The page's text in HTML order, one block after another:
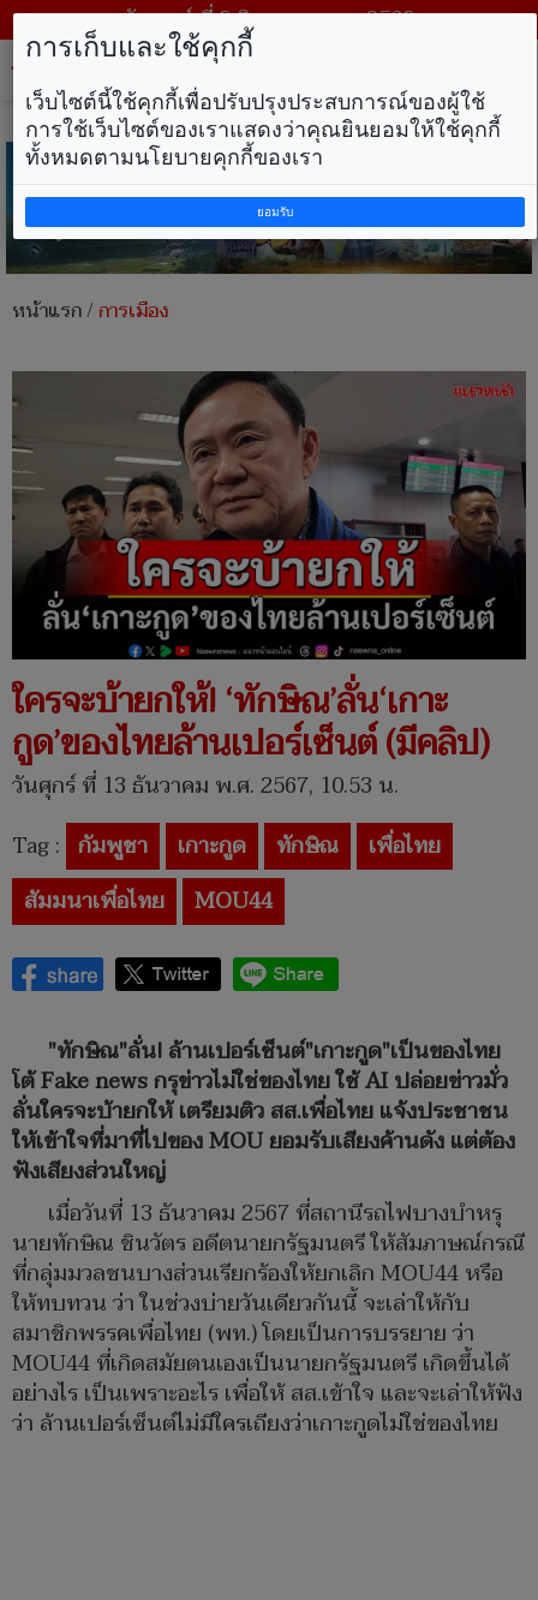
วันเสาร์ ที่ 8 สิงหาคม พ.ศ. 2569
หน้าแรก/การเมือง
ใครจะบ้ายกให้! ‘ทักษิณ’ลั่น‘เกาะ
กูด’ของไทยล้านเปอร์เซ็นต์ (มีคลิป)
วันศุกร์ ที่ 13 ธันวาคม พ.ศ. 2567, 10.53 น.
Tag : กัมพูชา เกาะกูด ทักษิณ
เพื่อไทย
สัมมนาเพื่อไทย
MOU44
"ทักษิณ"ลั่น! ล้านเปอร์เซ็นต์"เกาะกูด"เป็นของไทย
โต้ Fake news กรุข่าวไม่ใช่ของไทย ใช้ AI ปล่อยข่าวมั่ว
ลั่นใครจะบ้ายกให้ เตรียมติว สส.เพื่อไทย แจ้งประชาชน
ให้เข้าใจที่มาที่ไปของ MOU ยอมรับเสียงค้านดัง แต่ต้อง
ฟังเสียงส่วนใหญ่
เมื่อวันที่ 13 ธันวาคม 2567 ที่สถานีรถไฟบางบำหรุ
นายทักษิณ ชินวัตร อดีตนายกรัฐมนตรี ให้สัมภาษณ์กรณี
ที่กลุ่มมวลชนบางส่วนเรียกร้องให้ยกเลิก MOU44 หรือ
ให้ทบทวน ว่า ในช่วงบ่ายวันเดียวกันนี้ จะเล่าให้กับ
สมาชิกพรรคเพื่อไทย (พท.) โดยเป็นการบรรยาย ว่า
MOU44 ที่เกิดสมัยตนเองเป็นนายกรัฐมนตรี เกิดขึ้นได้
อย่างไร เป็นเพราะอะไร เพื่อให้ สส.เข้าใจ และจะเล่าให้ฟัง
ว่า ล้านเปอร์เซ็นต์ไม่มีใครเถียงว่าเกาะกูดไม่ใช่ของไทย
การเก็บและใช้คุกกี้
เว็บไซต์นี้ใช้คุกกี้เพื่อปรับปรุงประสบการณ์ของผู้ใช้
การใช้เว็บไซต์ของเราแสดงว่าคุณยินยอมให้ใช้คุกกี้
ทั้งหมดตามนโยบายคุกกี้ของเรา
ยอมรับ